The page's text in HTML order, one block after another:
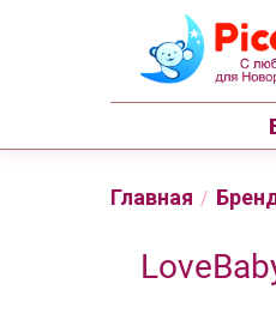
Главная /